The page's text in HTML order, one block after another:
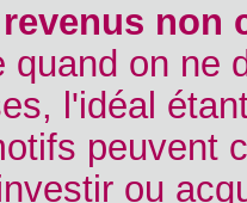
quand on ne
l'idéal
peuvent
ou